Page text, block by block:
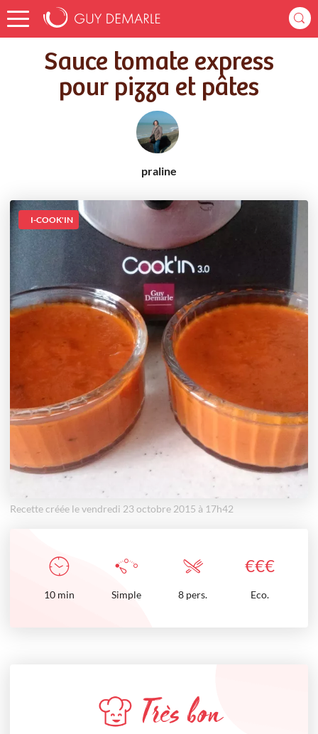
Accueil
Recettes
Sauce tomate express pour pizza et pâtes
Sauce tomate express
pour pizza et pâtes
praline
I-COOK'IN
Recette créée le vendredi 23 octobre 2015 à 17h42
€€€
10 min Simple 8 pers. Eco.
Très bon